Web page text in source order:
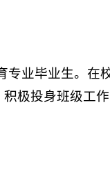
专业毕业生。在
极投身班级工